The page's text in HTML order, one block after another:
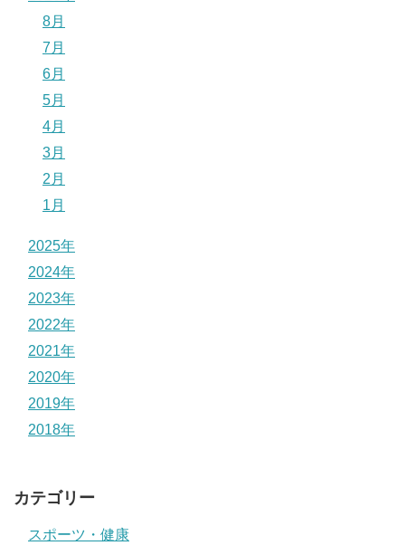
8月
7月
6月
5月
4月
3月
2月
1月
2025年
2024年
2023年
2022年
2021年
2020年
2019年
2018年
カテゴリー
スポーツ・健康